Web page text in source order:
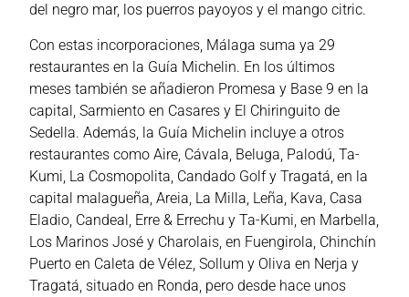
del negro mar, los puerros payoyos y el mango citric.
Con estas incorporaciones, Málaga suma ya 29
restaurantes en la Guía Michelin. En los últimos
meses también se añadieron Promesa y Base 9 en la
capital, Sarmiento en Casares y El Chiringuito de
Sedella. Además, la Guía Michelin incluye a otros
restaurantes como Aire, Cávala, Beluga, Palodú, Ta-
Kumi, La Cosmopolita, Candado Golf y Tragatá, en la
capital malagueña, Areia, La Milla, Leña, Kava, Casa
Eladio, Candeal, Erre & Errechu y Ta-Kumi, en Marbella,
Los Marinos José y Charolais, en Fuengirola, Chinchín
Puerto en Caleta de Vélez, Sollum y Oliva en Nerja y
Tragatá, situado en Ronda, pero desde hace unos